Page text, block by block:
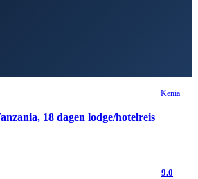
Kenia
18 dagen lodge/hotelreis
9.0